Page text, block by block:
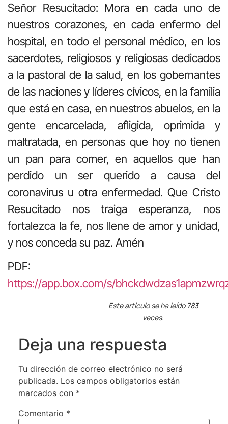
Señor Resucitado: Mora en cada uno de
nuestros corazones, en cada enfermo del
hospital, en todo el personal médico, en los
sacerdotes, religiosos y religiosas dedicados
a la pastoral de la salud, en los gobernantes
de las naciones y líderes cívicos, en la familia
que está en casa, en nuestros abuelos, en la
gente encarcelada, afligida, oprimida y
maltratada, en personas que hoy no tienen
un pan para comer, en aquellos que han
perdido un ser querido a causa del
coronavirus u otra enfermedad. Que Cristo
Resucitado nos traiga esperanza, nos
fortalezca la fe, nos llene de amor y unidad,
y nos conceda su paz. Amén
PDF:
https://app.box.com/s/
Este artículo se ha leído 783
veces.
Deja una respuesta
Tu dirección de correo electrónico no será
publicada. Los campos obligatorios están
marcados con *
Comentario *